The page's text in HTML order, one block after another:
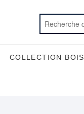
COLLECTION BOIS